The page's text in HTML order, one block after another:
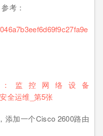
考：
添加一个Cisco 2600路由